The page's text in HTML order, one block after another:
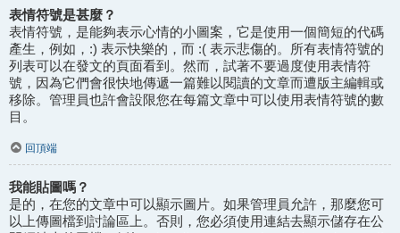
表情符號是甚麼？
表情符號，是能夠表示心情的小圖案，它是使用一個簡短的代碼
產生，例如，:) 表示快樂的，而 :( 表示悲傷的。所有表情符號的
列表可以在發文的頁面看到。然而，試著不要過度使用表情符
號，因為它們會很快地傳遞一篇難以閱讀的文章而遭版主編輯或
移除。管理員也許會設限您在每篇文章中可以使用表情符號的數
目。
回頂端
我能貼圖嗎？
是的，在您的文章中可以顯示圖片。如果管理員允許，那麼您可
以上傳圖檔到討論區上。否則，您必須使用連結去顯示儲存在公